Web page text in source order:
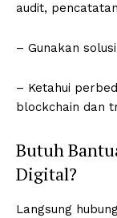
audit,
– Gunakan
– Ketahui
blockchain dan
Butuh
Digital?
Langsung